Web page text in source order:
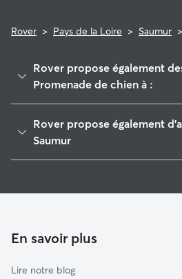
Rover > Pays de la Loire > Saumur >
Rover propose également
Promenade de chien à :
Longué-Jumelles
Huismes
Restigné
Rover propose également
Saumur
Garderie pour chien à Saumur
En savoir plus
Lire notre blog